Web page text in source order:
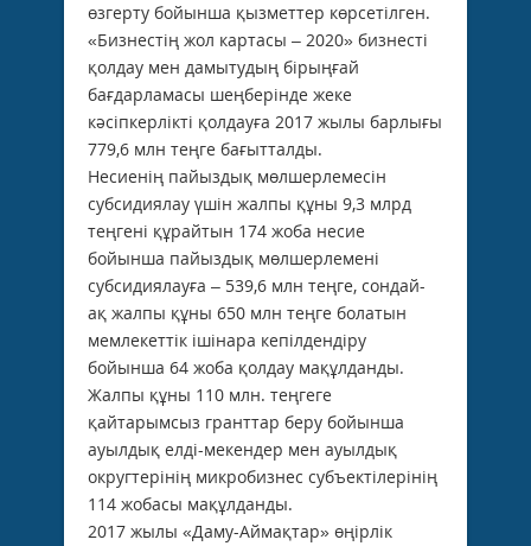
өзгерту бойынша қызметтер көрсетілген.
«Бизнестің жол картасы – 2020» бизнесті
қолдау мен дамытудың бірыңғай
бағдарламасы шеңберінде жеке
кәсіпкерлікті қолдауға 2017 жылы барлығы
779,6 млн теңге бағытталды.
Несиенің пайыздық мөлшерлемесін
субсидиялау үшін жалпы құны 9,3 млрд
теңгені құрайтын 174 жоба несие
бойынша пайыздық мөлшерлемені
субсидиялауға – 539,6 млн теңге, сондай-
ақ жалпы құны 650 млн теңге болатын
мемлекеттік ішінара кепілдендіру
бойынша 64 жоба қолдау мақұлданды.
Жалпы құны 110 млн. теңгеге
қайтарымсыз гранттар беру бойынша
ауылдық елді-мекендер мен ауылдық
округтерінің микробизнес субъектілерінің
114 жобасы мақұлданды.
2017 жылы «Даму-Аймақтар» өңірлік